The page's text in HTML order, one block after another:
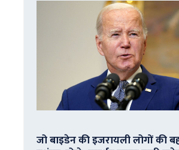
जो बाइडेन की इजरायली लोगों की